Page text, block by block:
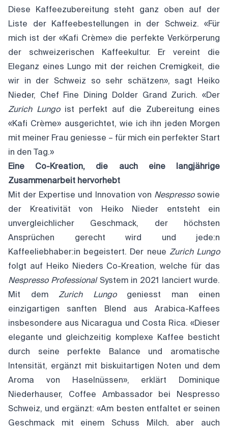
Diese Kaffeezubereitung steht ganz oben auf der
Liste der Kaffeebestellungen in der Schweiz. «Für
mich ist der «Kafi Crème» die perfekte Verkörperung
der schweizerischen Kaffeekultur. Er vereint die
Eleganz eines Lungo mit der reichen Cremigkeit, die
wir in der Schweiz so sehr schätzen», sagt Heiko
Nieder, Chef Fine Dining Dolder Grand Zurich. «Der
Zurich Lungo ist perfekt auf die Zubereitung eines
«Kafi Crème» ausgerichtet, wie ich ihn jeden Morgen
mit meiner Frau geniesse – für mich ein perfekter Start
in den Tag.»
Eine Co-Kreation, die auch eine langjährige
Zusammenarbeit hervorhebt
Mit der Expertise und Innovation von Nespresso sowie
der Kreativität von Heiko Nieder entsteht ein
unvergleichlicher Geschmack, der höchsten
Ansprüchen gerecht wird und jede:n
Kaffeeliebhaber:in begeistert. Der neue Zurich Lungo
folgt auf Heiko Nieders Co-Kreation, welche für das
Nespresso Professional System in 2021 lanciert wurde.
Mit dem Zurich Lungo geniesst man einen
einzigartigen sanften Blend aus Arabica-Kaffees
insbesondere aus Nicaragua und Costa Rica. «Dieser
elegante und gleichzeitig komplexe Kaffee besticht
durch seine perfekte Balance und aromatische
Intensität, ergänzt mit biskuitartigen Noten und dem
Aroma von Haselnüssen», erklärt Dominique
Niederhauser, Coffee Ambassador bei Nespresso
Schweiz, und ergänzt: «Am besten entfaltet er seinen
Geschmack mit einem Schuss Milch, aber auch